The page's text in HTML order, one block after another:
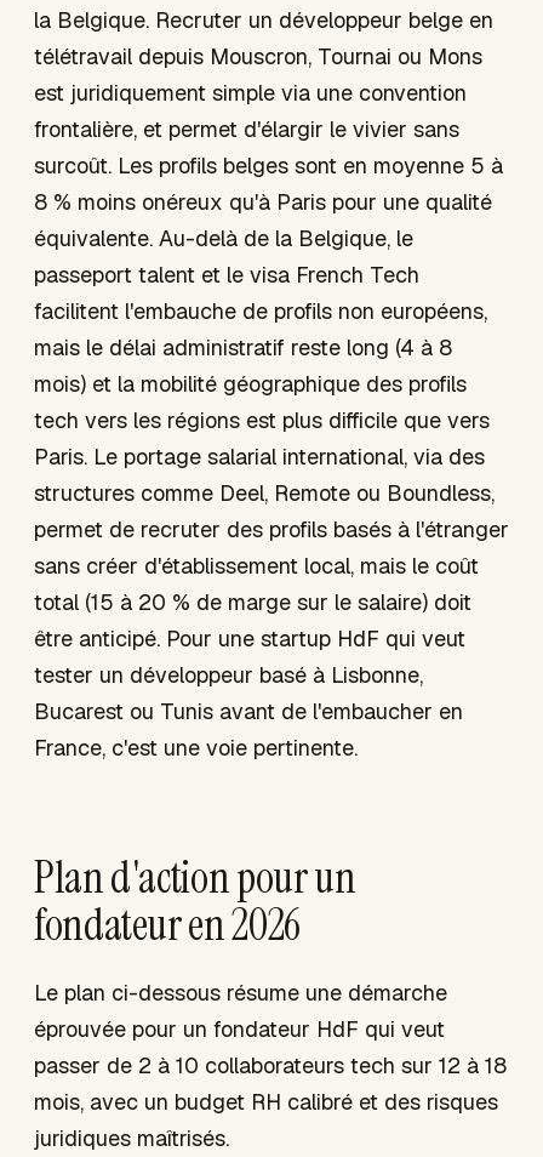
la Belgique. Recruter un développeur belge en
télétravail depuis Mouscron, Tournai ou Mons
est juridiquement simple via une convention
frontalière, et permet d'élargir le vivier sans
surcoût. Les profils belges sont en moyenne 5 à
8 % moins onéreux qu'à Paris pour une qualité
équivalente. Au-delà de la Belgique, le
passeport talent et le visa French Tech
facilitent l'embauche de profils non européens,
mais le délai administratif reste long (4 à 8
mois) et la mobilité géographique des profils
tech vers les régions est plus difficile que vers
Paris. Le portage salarial international, via des
structures comme Deel, Remote ou Boundless,
permet de recruter des profils basés à l'étranger
sans créer d'établissement local, mais le coût
total (15 à 20 % de marge sur le salaire) doit
être anticipé. Pour une startup HdF qui veut
tester un développeur basé à Lisbonne,
Bucarest ou Tunis avant de l'embaucher en
France, c'est une voie pertinente.
Plan d'action pour un
fondateur en 2026
Le plan ci-dessous résume une démarche
éprouvée pour un fondateur HdF qui veut
passer de 2 à 10 collaborateurs tech sur 12 à 18
mois, avec un budget RH calibré et des risques
juridiques maîtrisés.